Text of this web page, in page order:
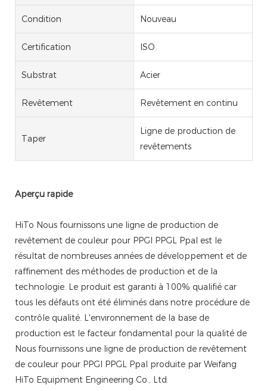
Condition Nouveau
Certification ISO
Substrat Acier
Revêtement Revêtement en continu
Taper
Ligne de production de
revêtements
Aperçu rapide
HiTo Nous fournissons une ligne de production de
revêtement de couleur pour PPGI PPGL Ppal est le
résultat de nombreuses années de développement et de
raffinement des méthodes de production et de la
technologie. Le produit est garanti à 100% qualifié car
tous les défauts ont été éliminés dans notre procédure de
contrôle qualité. L'environnement de la base de
production est le facteur fondamental pour la qualité de
Nous fournissons une ligne de production de revêtement
de couleur pour PPGI PPGL Ppal produite par Weifang
HiTo Equipment Engineering Co., Ltd.